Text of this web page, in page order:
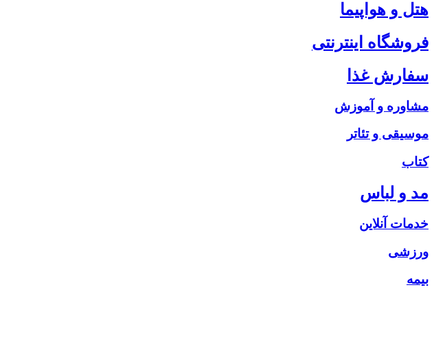
هتل و هواپیما
فروشگاه اینترنتی
سفارش غذا
مشاوره و آموزش
موسیقی و تئاتر
کتاب
مد و لباس
خدمات آنلاین
ورزشی
بیمه